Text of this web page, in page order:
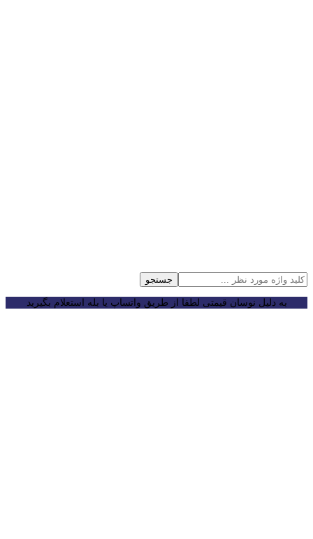
جستجو
به دلیل نوسان قیمتی لطفا از طریق واتساپ یا بله استعلام بگیرید